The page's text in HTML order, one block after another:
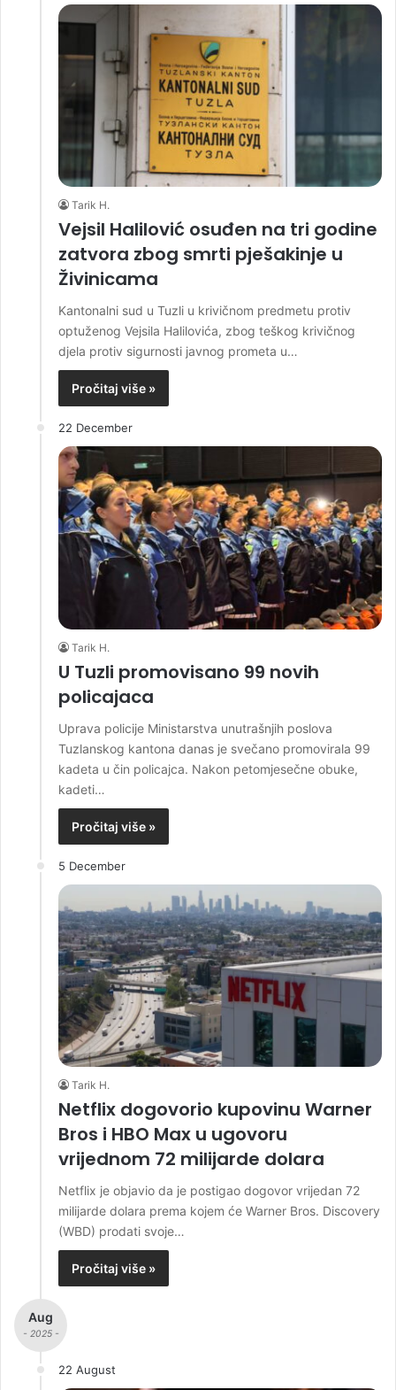
Tarik H.
Vejsil Halilović osuđen na tri godine
zatvora zbog smrti pješakinje u
Živinicama
Kantonalni sud u Tuzli u krivičnom predmetu protiv
optuženog Vejsila Halilovića, zbog teškog krivičnog
djela protiv sigurnosti javnog prometa u…
Pročitaj više »
22 December
Tarik H.
U Tuzli promovisano 99 novih
policajaca
Uprava policije Ministarstva unutrašnjih poslova
Tuzlanskog kantona danas je svečano promovirala 99
kadeta u čin policajca. Nakon petomjesečne obuke,
kadeti…
Pročitaj više »
5 December
Tarik H.
Netflix dogovorio kupovinu Warner
Bros i HBO Max u ugovoru
vrijednom 72 milijarde dolara
Netflix je objavio da je postigao dogovor vrijedan 72
milijarde dolara prema kojem će Warner Bros. Discovery
(WBD) prodati svoje…
Pročitaj više »
Aug
- 2025 -
22 August